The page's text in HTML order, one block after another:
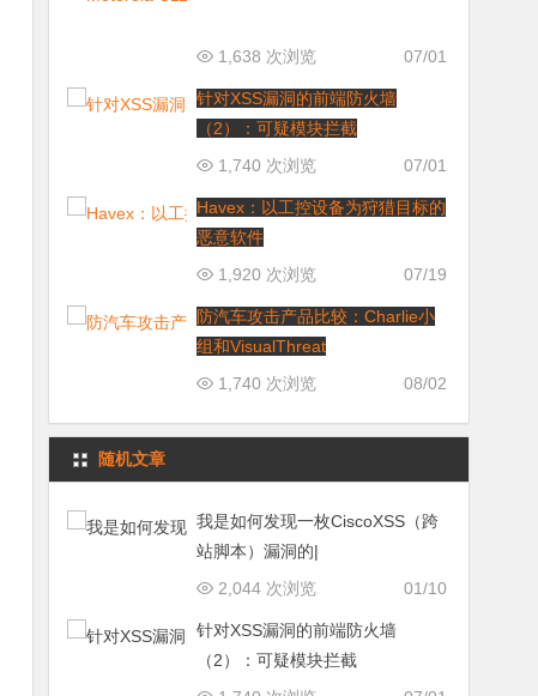
07/01
1,638 次浏览
针对XSS漏洞的前端防火墙
（2）：可疑模块拦截
07/01
1,740 次浏览
Havex：以工控设备为狩猎目标的
恶意软件
07/19
1,920 次浏览
防汽车攻击产品比较：Charlie小
组和VisualThreat
08/02
1,740 次浏览
随机文章
我是如何发现一枚CiscoXSS（跨
站脚本）漏洞的|
01/10
2,044 次浏览
针对XSS漏洞的前端防火墙
（2）：可疑模块拦截